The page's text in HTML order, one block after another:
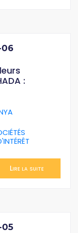
06
:
Lire la suite